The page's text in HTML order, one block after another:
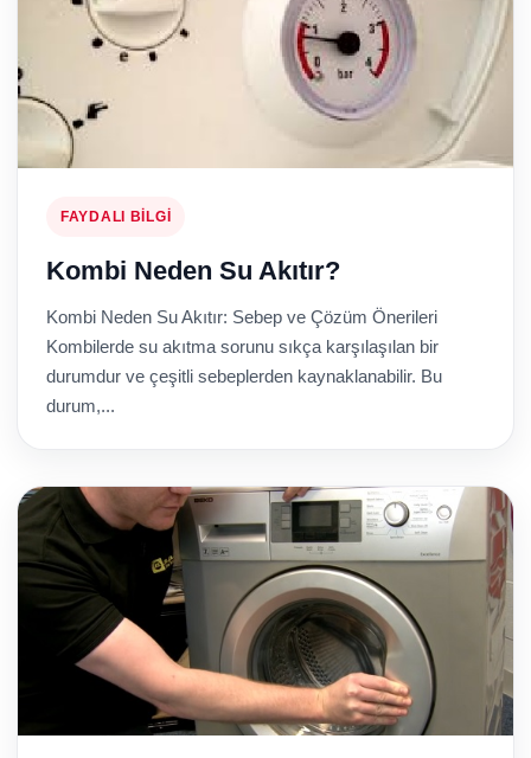
FAYDALI BILGI
Kombi Neden Su Akıtır?
Kombi Neden Su Akıtır: Sebep ve Çözüm Önerileri
Kombilerde su akıtma sorunu sıkça karşılaşılan bir
durumdur ve çeşitli sebeplerden kaynaklanabilir. Bu
durum,...